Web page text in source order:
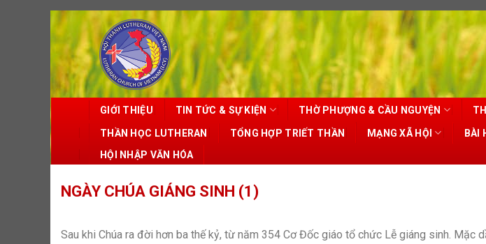
Skip
to
content
GIỚI THIỆU TIN TỨC & SỰ KIỆN THỜ PHƯỢNG & CẦU NGUYỆN
THẦN HỌC LUTHERAN TỔNG HỢP TRIẾT THẦN MẠNG XÃ HỘI BÀI
HỘI NHẬP VĂN HÓA
NGÀY CHÚA GIÁNG SINH (1)
Sau khi Chúa ra đời hơn ba thế kỷ, từ năm 354 Cơ Đốc giáo tổ chức Lễ giáng sinh. Mặc